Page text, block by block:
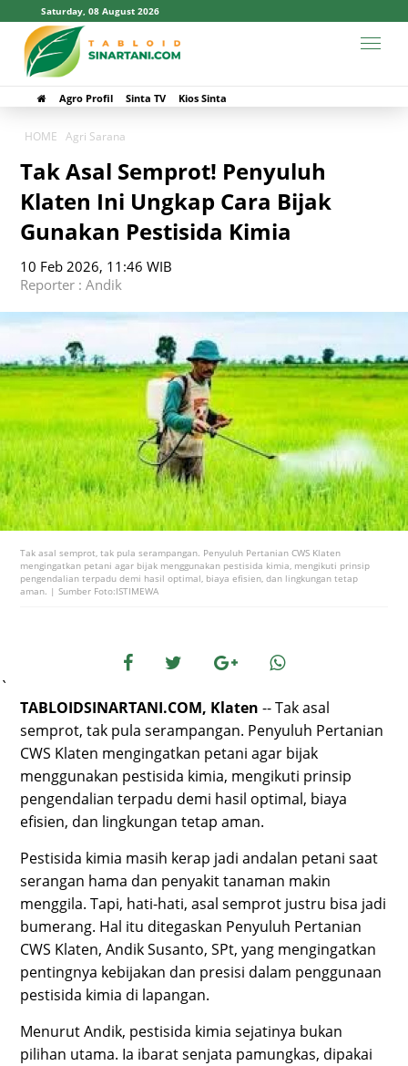
Saturday, 08 August 2026
Agro Profil Sinta TV Kios Sinta
HOME Agri Sarana
Tak Asal Semprot! Penyuluh
Klaten Ini Ungkap Cara Bijak
Gunakan Pestisida Kimia
10 Feb 2026, 11:46 WIB
Reporter : Andik
Tak asal semprot, tak pula serampangan. Penyuluh Pertanian CWS Klaten
mengingatkan petani agar bijak menggunakan pestisida kimia, mengikuti prinsip
pengendalian terpadu demi hasil optimal, biaya efisien, dan lingkungan tetap
aman. | Sumber Foto:ISTIMEWA
`
TABLOIDSINARTANI.COM, Klaten -- Tak asal
semprot, tak pula serampangan. Penyuluh Pertanian
CWS Klaten mengingatkan petani agar bijak
menggunakan pestisida kimia, mengikuti prinsip
pengendalian terpadu demi hasil optimal, biaya
efisien, dan lingkungan tetap aman.
Pestisida kimia masih kerap jadi andalan petani saat
serangan hama dan penyakit tanaman makin
menggila. Tapi, hati-hati, asal semprot justru bisa jadi
bumerang. Hal itu ditegaskan Penyuluh Pertanian
CWS Klaten, Andik Susanto, SPt, yang mengingatkan
pentingnya kebijakan dan presisi dalam penggunaan
pestisida kimia di lapangan.
Menurut Andik, pestisida kimia sejatinya bukan
pilihan utama. Ia ibarat senjata pamungkas, dipakai